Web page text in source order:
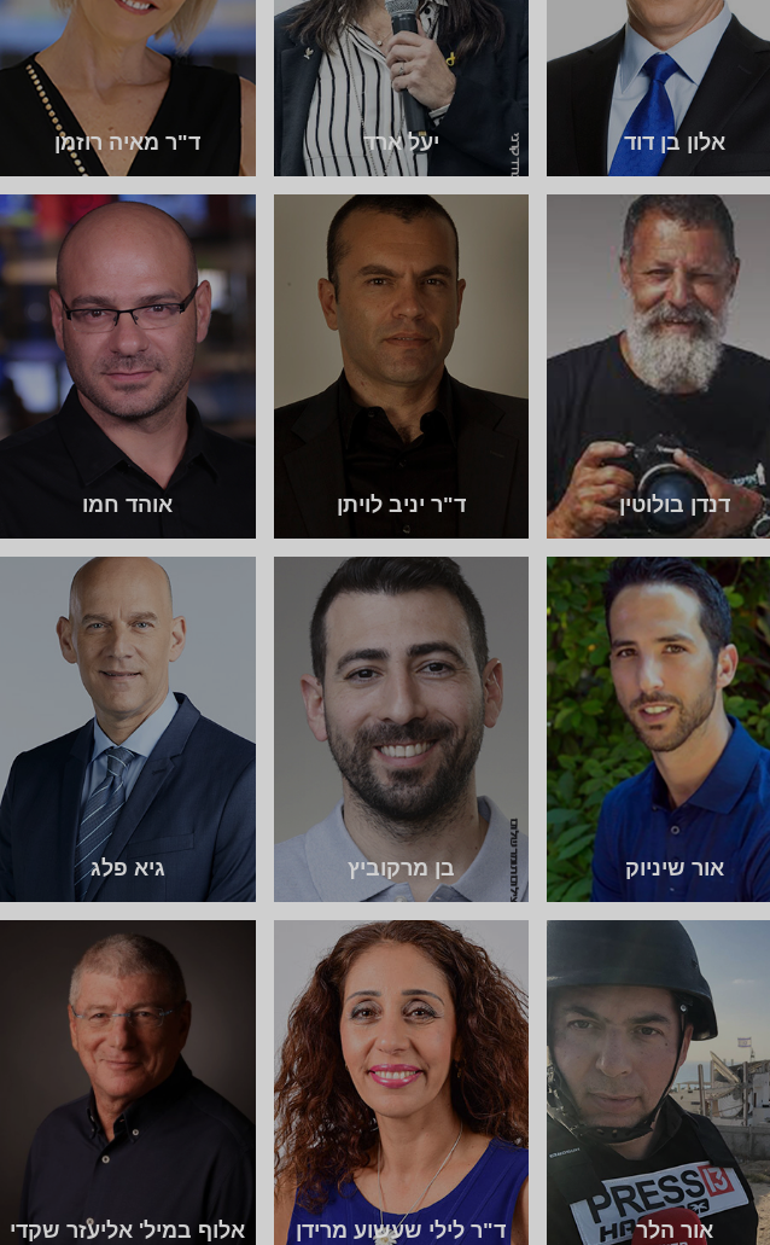
אלון בן דוד יעל ארד ד"ר מאיה רוזמן
דנדן בולוטין ד"ר יניב לויתן אוהד חמו
אור שיניוק בן מרקוביץ גיא פלג
אור הלר ד"ר לילי שעשוע מרידן אלוף במיל' אליעזר שקדי